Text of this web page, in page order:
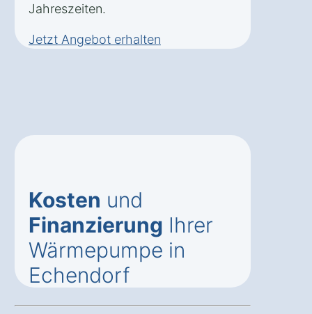
Jahreszeiten.
Jetzt Angebot erhalten
Kosten und
Finanzierung Ihrer
Wärmepumpe in
Echendorf